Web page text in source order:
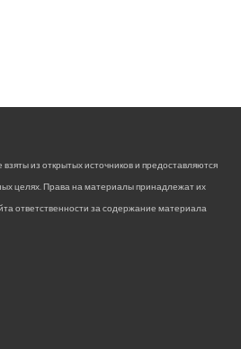
из открытых источников и предоставляются
целях. Права на материалы принадлежат их
ответственности за содержание материала